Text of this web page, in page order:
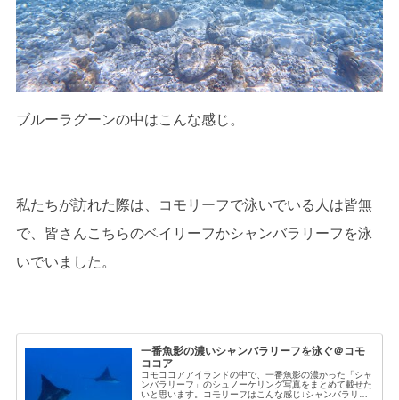
ブルーラグーンの中はこんな感じ。
私たちが訪れた際は、コモリーフで泳いでいる人は皆無
で、皆さんこちらのベイリーフかシャンバラリーフを泳
いでいました。
一番魚影の濃いシャンバラリーフを泳ぐ＠コモ
ココア
コモココアアイランドの中で、一番魚影の濃かった「シャ
ンバラリーフ」のシュノーケリング写真をまとめて載せた
いと思います。コモリーフはこんな感じ↓シャンバラリー